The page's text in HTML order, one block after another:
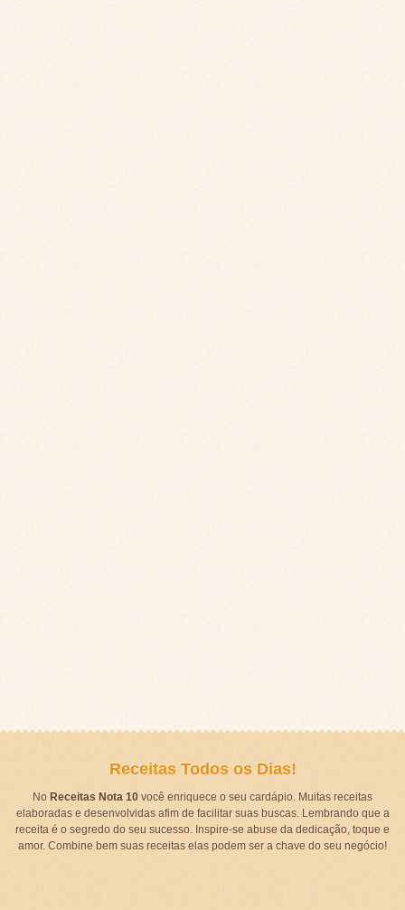
Receitas Todos os Dias!
No Receitas Nota 10você enriquece o seu cardápio. Muitas receitas
elaboradas e desenvolvidas afim de facilitar suas buscas. Lembrando que a
receita é o segredo do seu sucesso. Inspire-se abuse da dedicação, toque e
amor. Combine bem suas receitas elas podem ser a chave do seu negócio!